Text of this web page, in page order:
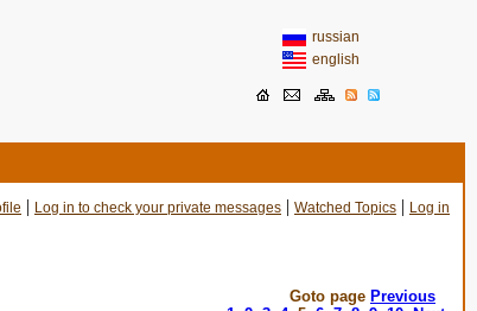
russian
english
| Log in to check your private messages | Watched Topics | Log in
Goto page Previous